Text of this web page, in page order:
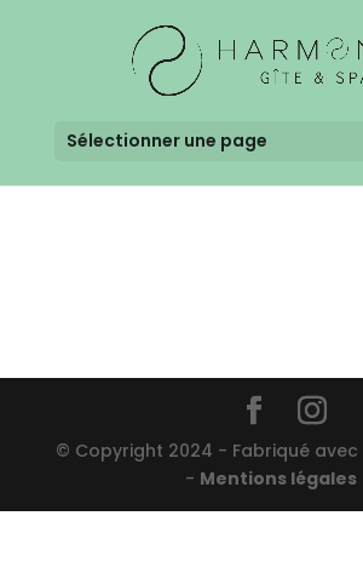
Sélectionner une page
© Copyright 2024 - Fabriqué
- Mentions légales